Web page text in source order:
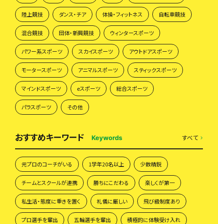
陸上競技 ダンス・チア 体操・フィットネス 自転車競技
混合競技 団体・新興競技 ウィンタースポーツ
パワー系スポーツ スカイスポーツ アウトドアスポーツ
モータースポーツ アニマルスポーツ スティックスポーツ
マインドスポーツ eスポーツ 総合スポーツ
パラスポーツ その他
おすすめキーワード Keywords すべて
元プロのコーチがいる 1学年20名以上 少数精鋭
チームとスクールが連携 勝ちにこだわる 楽しくが第一
私生活・態度に重きを置く 礼儀に厳しい 飛び級制度あり
プロ選手を輩出 五輪選手を輩出 積極的に体験受け入れ